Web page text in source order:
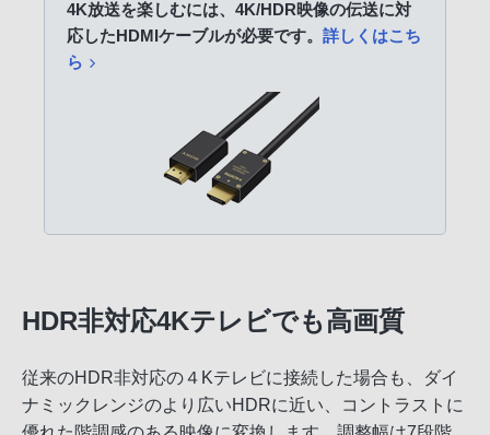
4K放送を楽しむには、4K/HDR映像の伝送に対
応したHDMIケーブルが必要です。 詳しくはこち
ら
HDR非対応4Kテレビでも高画質
従来のHDR非対応の４Kテレビに接続した場合も、ダイ
ナミックレンジのより広いHDRに近い、コントラストに